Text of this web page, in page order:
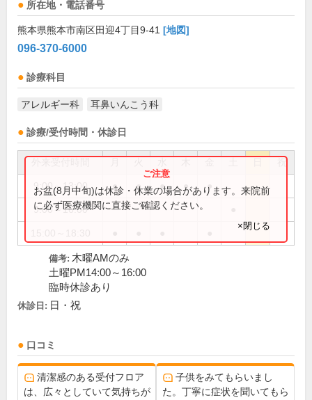
所在地・電話番号
熊本県熊本市南区田迎4丁目9-41 [地図]
096-370-6000
診療科目
アレルギー科 耳鼻いんこう科
診療/受付時間・休診日
祝
9:00～13:00 ● ● ● ● ●
9:00～16:00
お盆(8月中旬)は休診・休業の場合があります。来院前
に必ず医療機関に直接ご確認ください。
×閉じる
備考: 木曜AMのみ
土曜PM14:00～16:00
臨時休診あり
休診日: 日・祝
口コミ
清潔感のある受付フロア
は、広々としていて気持ちが
子供をみてもらいまし
た。丁寧に症状を聞いてもら